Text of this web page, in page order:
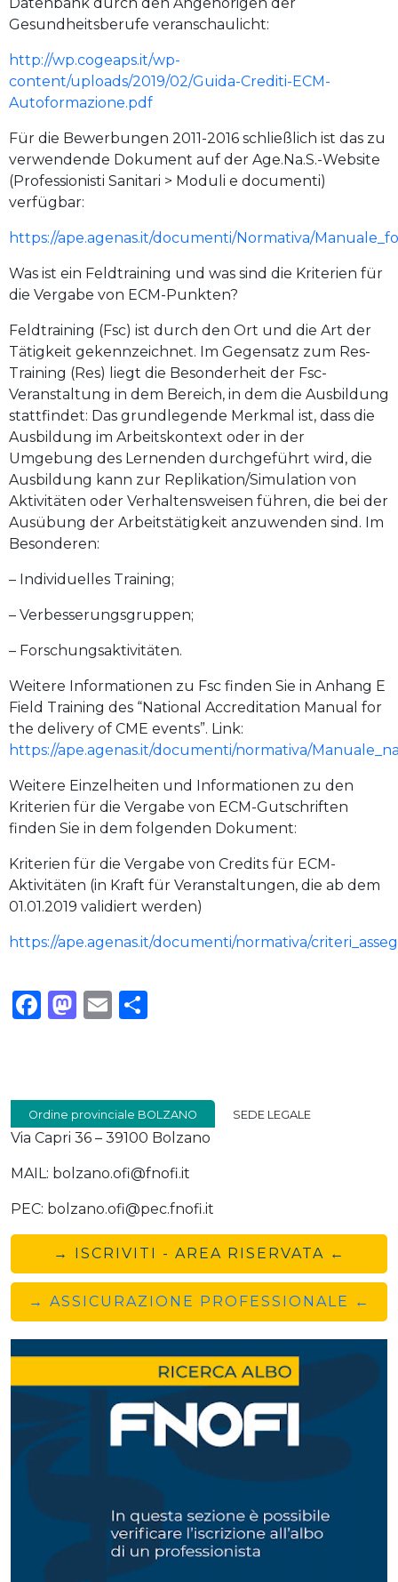
Gesundheitsberufe veranschaulicht:
http://wp.cogeaps.it/wp-
content/uploads/2019/02/Guida-Crediti-ECM-
Autoformazione.pdf
Für die Bewerbungen 2011-2016 schließlich ist das zu
verwendende Dokument auf der Age.Na.S.-Website
(Professionisti Sanitari > Moduli e documenti)
verfügbar:
https://ape.agenas.it/documenti/Normativa/
Was ist ein Feldtraining und was sind die Kriterien für
die Vergabe von ECM-Punkten?
Feldtraining (Fsc) ist durch den Ort und die Art der
Tätigkeit gekennzeichnet. Im Gegensatz zum Res-
Training (Res) liegt die Besonderheit der Fsc-
Veranstaltung in dem Bereich, in dem die Ausbildung
stattfindet: Das grundlegende Merkmal ist, dass die
Ausbildung im Arbeitskontext oder in der
Umgebung des Lernenden durchgeführt wird, die
Ausbildung kann zur Replikation/Simulation von
Aktivitäten oder Verhaltensweisen führen, die bei der
Ausübung der Arbeitstätigkeit anzuwenden sind. Im
Besonderen:
– Individuelles Training;
– Verbesserungsgruppen;
– Forschungsaktivitäten.
Weitere Informationen zu Fsc finden Sie in Anhang E
Field Training des “National Accreditation Manual for
the delivery of CME events”. Link:
https://ape.agenas.it/documenti/normativa/
Weitere Einzelheiten und Informationen zu den
Kriterien für die Vergabe von ECM-Gutschriften
finden Sie in dem folgenden Dokument:
Kriterien für die Vergabe von Credits für ECM-
Aktivitäten (in Kraft für Veranstaltungen, die ab dem
01.01.2019 validiert werden)
https://ape.agenas.it/documenti/normativa/
Facebook
Mastodon
Email
Ordine provinciale BOLZANO SEDE LEGALE
Via Capri 36 – 39100 Bolzano
MAIL: bolzano.ofi@fnofi.it
PEC: bolzano.ofi@pec.fnofi.it
→ ISCRIVITI - AREA RISERVATA ←
→ ASSICURAZIONE PROFESSIONALE ←